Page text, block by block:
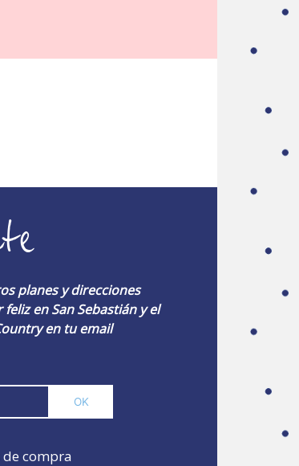
planes y direcciones
en San Sebastián y el
en tu email
compra